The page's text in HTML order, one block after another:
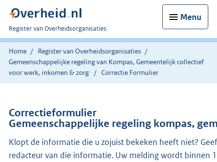
Menu
U
bent
nu
hier:
Register van Overheidsorganisaties
Home
Register van Overheidsorganisaties
Gemeenschappelijke regeling van Kompas, Gemeentelijk collectief
voor werk, inkomen & zorg
Correctie Formulier
Correctieformulier
Gemeenschappelijke regeling kompas,
Klopt de informatie die u zojuist bekeken heeft niet?
redacteur van die informatie. Uw melding wordt binnen